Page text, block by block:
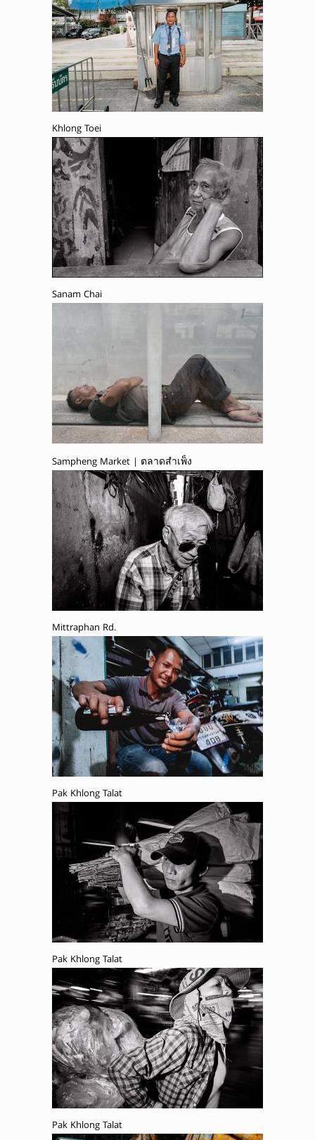
Khlong Toei
Sanam Chai
Sampheng Market | ตลาดสำเพ็ง
Mittraphan Rd.
Pak Khlong Talat
Pak Khlong Talat
Pak Khlong Talat